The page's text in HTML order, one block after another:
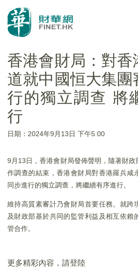
香港會財局：對香
道就中國恒大集團
行的獨立調查 將
行
日期：2024年9月13日 下午5:00
9月13日，香港會財局發佈聲明，隨著財
作調查的結束，香港會財局對香港羅兵咸
同步進行的獨立調查，將繼續有序進行。
維持高質素審計乃會財局首要任務。就跨
及財政部基於共同的監管利益及相互依賴
管合作。
更多精彩內容，請登陸